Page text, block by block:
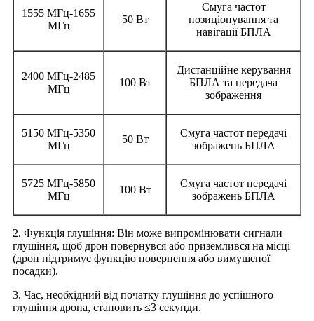
1555 МГц-1655
МГц
50 Вт
Смуга частот
позиціонування та
навігації БПЛА
2400 МГц-2485
МГц
100 Вт
Дистанційне керування
БПЛА та передача
зображення
5150 МГц-5350
МГц
50 Вт
Смуга частот передачі
зображень БПЛА
5725 МГц-5850
МГц
100 Вт
Смуга частот передачі
зображень БПЛА
2. Функція глушіння: Він може випромінювати сигнали
глушіння, щоб дрон повернувся або приземлився на місці
(дрон підтримує функцію повернення або вимушеної
посадки).
3. Час, необхідний від початку глушіння до успішного
глушіння дрона, становить ≤3 секунди.